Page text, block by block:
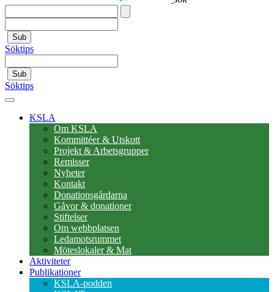
Sub
Söktips
Sub
Söktips
KSLA
Om KSLA
Kommittéer & Utskott
Projekt & Arbetsgrupper
Remisser
Nyheter
Kontakt
Donationsgårdarna
Gåvor & donationer
Stiftelser
Om webbplatsen
Ledamotsrummet
Möteslokaler & Mat
Aktiviteter
Publikationer
KSLA-podden